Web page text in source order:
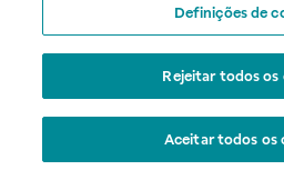
Definições de
Rejeitar todos os
Aceitar todos os